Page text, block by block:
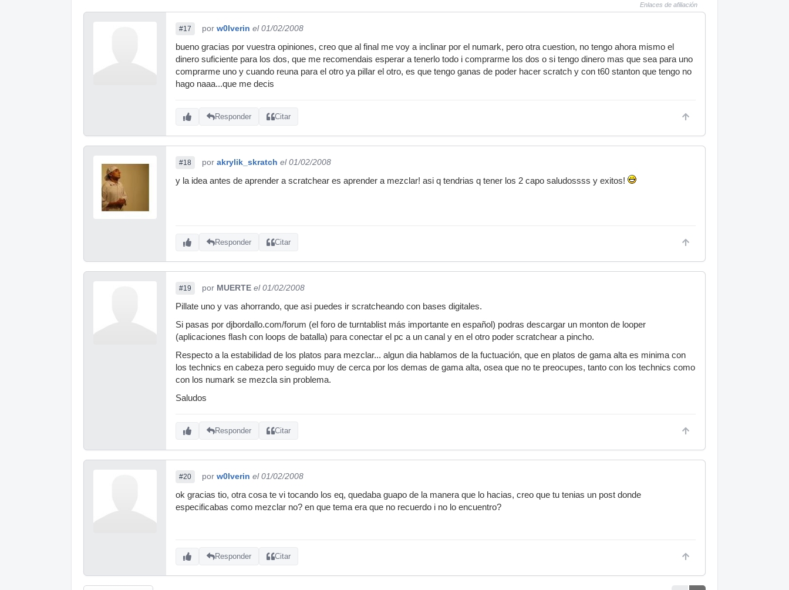
Enlaces de afiliación
#17 por w0lverin el 01/02/2008
bueno gracias por vuestra opiniones, creo que al final me voy a inclinar por el numark, pero otra cuestion, no tengo ahora mismo el
dinero suficiente para los dos, que me recomendais esperar a tenerlo todo i comprarme los dos o si tengo dinero mas que sea para uno
comprarme uno y cuando reuna para el otro ya pillar el otro, es que tengo ganas de poder hacer scratch y con t60 stanton que tengo no
hago naaa...que me decis
Responder Citar
#18 por akrylik_skratch el 01/02/2008
y la idea antes de aprender a scratchear es aprender a mezclar! asi q tendrias q tener los 2 capo saludossss y exitos!
Responder Citar
#19 por MUERTE el 01/02/2008
Pillate uno y vas ahorrando, que asi puedes ir scratcheando con bases digitales.
Si pasas por djbordallo.com/forum (el foro de turntablist más importante en español) podras descargar un monton de looper
(aplicaciones flash con loops de batalla) para conectar el pc a un canal y en el otro poder scratchear a pincho.
Respecto a la estabilidad de los platos para mezclar... algun dia hablamos de la fuctuación, que en platos de gama alta es minima con
los technics en cabeza pero seguido muy de cerca por los demas de gama alta, osea que no te preocupes, tanto con los technics como
con los numark se mezcla sin problema.
Saludos
Responder Citar
#20 por w0lverin el 01/02/2008
ok gracias tio, otra cosa te vi tocando los eq, quedaba guapo de la manera que lo hacias, creo que tu tenias un post donde
especificabas como mezclar no? en que tema era que no recuerdo i no lo encuentro?
Responder Citar